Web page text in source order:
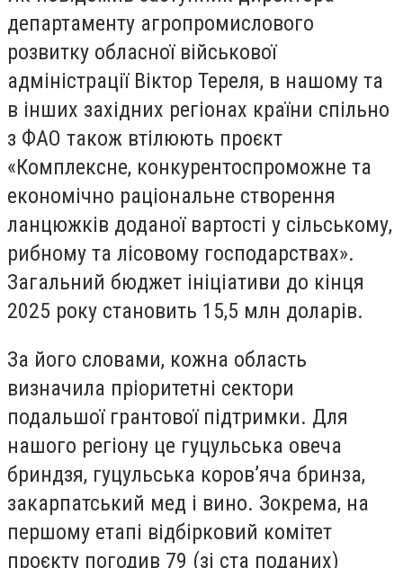
департаменту агропромислового
розвитку обласної військової
адміністрації Віктор Тереля, в нашому та
в інших західних регіонах країни спільно
з ФАО також втілюють проєкт
«Комплексне, конкурентоспроможне та
економічно раціональне створення
ланцюжків доданої вартості у сільському,
рибному та лісовому господарствах».
Загальний бюджет ініціативи до кінця
2025 року становить 15,5 млн доларів.
За його словами, кожна область
визначила пріоритетні сектори
подальшої грантової підтримки. Для
нашого регіону це гуцульська овеча
бриндзя, гуцульська коров’яча бринза,
закарпатський мед і вино. Зокрема, на
першому етапі відбірковий комітет
проєкту погодив 79 (зі ста поданих)